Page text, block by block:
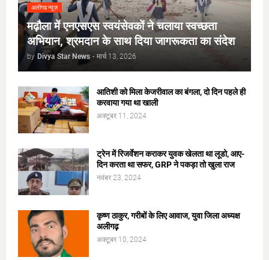
अलीगढ न्यूज़
मढ़ौला में एनएसएस स्वयंसेवकों ने चलाया स्वच्छता
अभियान, श्रमदान के साथ दिया जागरूकता का संदेश
by Divya Star News - मार्च 13, 2026
आतिशी को मिला केजरीवाल का बंगला, दो दिन पहले ही
करवाया गया था खाली
अक्टूबर 11, 2024
ट्रेन में रिजर्वेशन कराकर युवक खेलता था लूडो, आए-
दिन करता था सफर, GRP ने पकड़ा तो खुला राज
नवंबर 23, 2024
कृष्ण ठाकुर, गरीबों के लिए आवाज, युवा जिला अध्यक्ष
अलीगढ़
अक्टूबर 10, 2024